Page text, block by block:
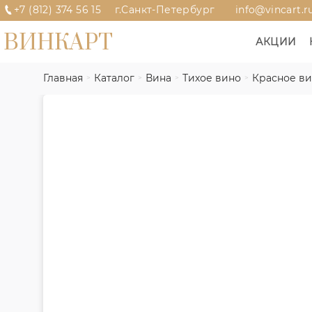
+7 (812) 374 56 15 г.Санкт-Петербург
ВИНКАРТ АКЦИИ
Главная Каталог Вина Тихое вино Красное